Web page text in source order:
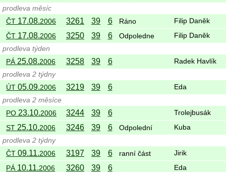
prodleva měsíc
ČT 17.08.2006 3261 39 6 Ráno Filip Daněk
ČT 17.08.2006 3250 39 6 Odpoledne
Filip Daněk
prodleva týden
PÁ 25.08.2006 3258 39 6
Radek Havlík
prodleva 2 týdny
ÚT 05.09.2006 3219 39 6
Eda
prodleva 2 měsíce
PO 23.10.2006 3244 39 6 Trolejbusák
ST 25.10.2006 3246 39 6 Odpolední
Kuba
prodleva 2 týdny
ČT 09.11.2006 3197 39 6 ranní část Jirik
PÁ 10.11.2006 3260 39 6
Eda